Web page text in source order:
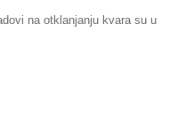
na otklanjanju kvara su u